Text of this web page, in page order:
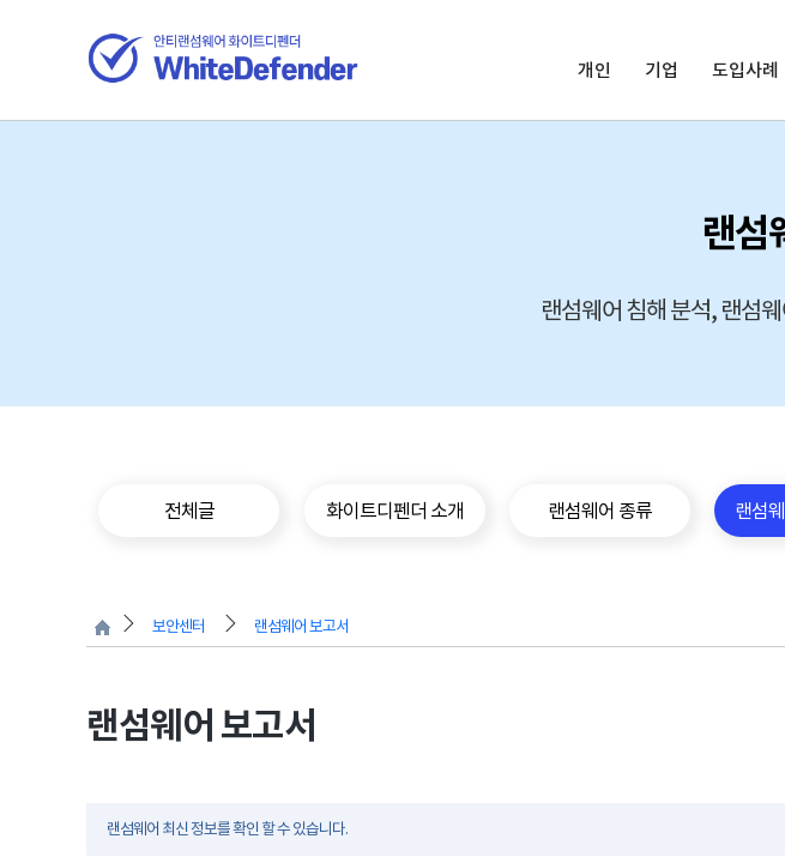
개인 기업 도입사례
랜섬
랜섬웨어 침해 분석, 랜섬
전체글 화이트디펜더 소개 랜섬웨어 종류 랜섬
보안센터 랜섬웨어 보고서
랜섬웨어 보고서
랜섬웨어 최신 정보를 확인 할 수 있습니다.